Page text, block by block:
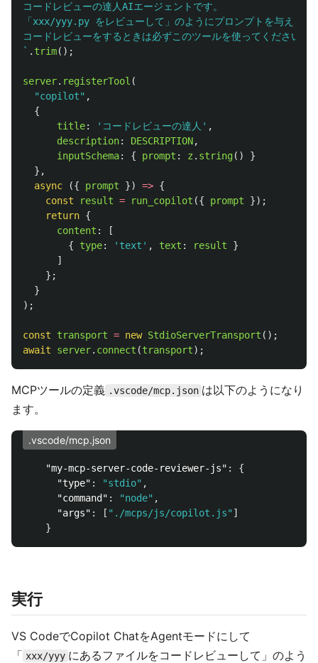
コードレビューの達人AIエージェントです。
「xxx/yyy.py をレビューして」のようにプロンプトを与えると
コードレビューをするときは必ずこのツールを使ってください。
` . trim();
server. registerTool (
"copilot" ,
{
title: ' コードレビューの達人 ' ,
description: DESCRIPTION,
inputSchema: { prompt : z . string()
}
},
async
({ prompt }) => {
const
result = run_copilot ({ prompt
});
return {
content :
[
{
type: ' text ' , text : result
}
]
};
}
);
const transport = new StdioServerTransport ();
await
server. connect (transport);
MCPツールの定義 .vscode/mcp.json は以下のようになり
ます。
.vscode/mcp.json
"my-mcp-server-code-reviewer-js" :
{
"type" : "stdio" ,
"command" : "node" ,
"args" : [ "./mcps/js/copilot.js" ]
}
実行
VS CodeでCopilot ChatをAgentモードにして
「 xxx/yyy にあるファイルをコードレビューして」のよう